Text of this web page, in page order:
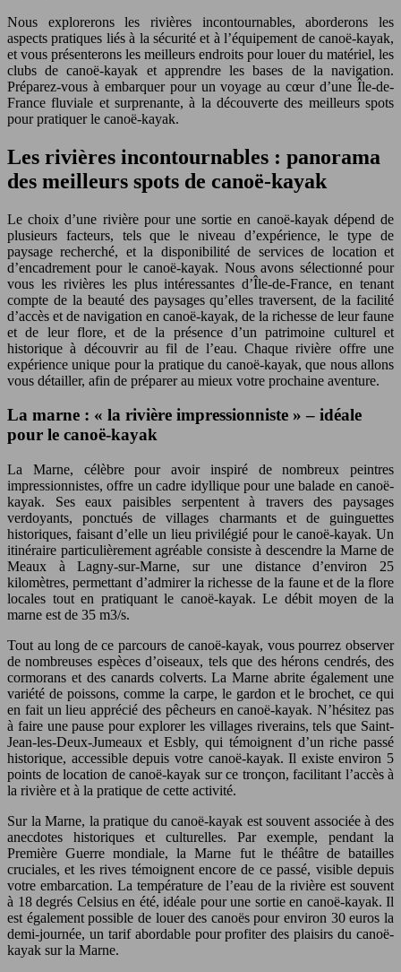
Nous explorerons les rivières incontournables, aborderons les
aspects pratiques liés à la sécurité et à l’équipement de canoë-kayak,
et vous présenterons les meilleurs endroits pour louer du matériel, les
clubs de canoë-kayak et apprendre les bases de la navigation.
Préparez-vous à embarquer pour un voyage au cœur d’une Île-de-
France fluviale et surprenante, à la découverte des meilleurs spots
pour pratiquer le canoë-kayak.
Les rivières incontournables : panorama
des meilleurs spots de canoë-kayak
Le choix d’une rivière pour une sortie en canoë-kayak dépend de
plusieurs facteurs, tels que le niveau d’expérience, le type de
paysage recherché, et la disponibilité de services de location et
d’encadrement pour le canoë-kayak. Nous avons sélectionné pour
vous les rivières les plus intéressantes d’Île-de-France, en tenant
compte de la beauté des paysages qu’elles traversent, de la facilité
d’accès et de navigation en canoë-kayak, de la richesse de leur faune
et de leur flore, et de la présence d’un patrimoine culturel et
historique à découvrir au fil de l’eau. Chaque rivière offre une
expérience unique pour la pratique du canoë-kayak, que nous allons
vous détailler, afin de préparer au mieux votre prochaine aventure.
La marne : « la rivière impressionniste » – idéale
pour le canoë-kayak
La Marne, célèbre pour avoir inspiré de nombreux peintres
impressionnistes, offre un cadre idyllique pour une balade en canoë-
kayak. Ses eaux paisibles serpentent à travers des paysages
verdoyants, ponctués de villages charmants et de guinguettes
historiques, faisant d’elle un lieu privilégié pour le canoë-kayak. Un
itinéraire particulièrement agréable consiste à descendre la Marne de
Meaux à Lagny-sur-Marne, sur une distance d’environ 25
kilomètres, permettant d’admirer la richesse de la faune et de la flore
locales tout en pratiquant le canoë-kayak. Le débit moyen de la
marne est de 35 m3/s.
Tout au long de ce parcours de canoë-kayak, vous pourrez observer
de nombreuses espèces d’oiseaux, tels que des hérons cendrés, des
cormorans et des canards colverts. La Marne abrite également une
variété de poissons, comme la carpe, le gardon et le brochet, ce qui
en fait un lieu apprécié des pêcheurs en canoë-kayak. N’hésitez pas
à faire une pause pour explorer les villages riverains, tels que Saint-
Jean-les-Deux-Jumeaux et Esbly, qui témoignent d’un riche passé
historique, accessible depuis votre canoë-kayak. Il existe environ 5
points de location de canoë-kayak sur ce tronçon, facilitant l’accès à
la rivière et à la pratique de cette activité.
Sur la Marne, la pratique du canoë-kayak est souvent associée à des
anecdotes historiques et culturelles. Par exemple, pendant la
Première Guerre mondiale, la Marne fut le théâtre de batailles
cruciales, et les rives témoignent encore de ce passé, visible depuis
votre embarcation. La température de l’eau de la rivière est souvent
à 18 degrés Celsius en été, idéale pour une sortie en canoë-kayak. Il
est également possible de louer des canoës pour environ 30 euros la
demi-journée, un tarif abordable pour profiter des plaisirs du canoë-
kayak sur la Marne.